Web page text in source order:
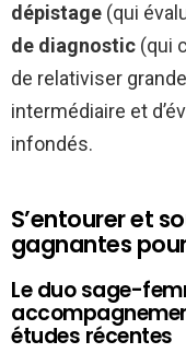
dépistage (qui
de diagnostic (qui
de relativiser
intermédiaire et
infondés.
S’entourer et
gagnantes
Le duo sage-
études récentes